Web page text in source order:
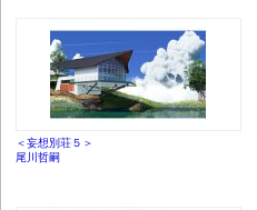
＜妄想別荘５＞
尾川哲嗣